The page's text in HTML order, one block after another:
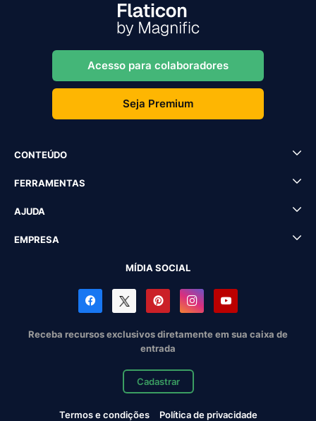
Acesso para colaboradores
Seja Premium
CONTEÚDO
FERRAMENTAS
AJUDA
EMPRESA
MÍDIA SOCIAL
Receba recursos exclusivos diretamente em sua caixa de
entrada
Cadastrar
Termos e condições
Política de privacidade